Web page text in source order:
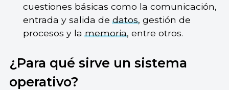
cuestiones básicas como la comunicación,
entrada y salida dedatos, gestión de
procesos y lamemoria, entre otros.
¿Para qué sirve un sistema
operativo?